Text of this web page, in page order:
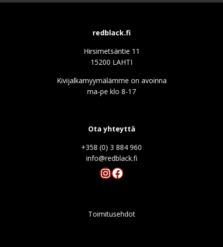
redblack.fi
Hirsimetsäntie 11
15200 LAHTI
Kivijalkamyymälämme on avoinna
ma-pe klo 8-17
Ota yhteyttä
+358 (0) 3 884 960
info@redblack.f
Instagram
Facebook
Toimitusehdot